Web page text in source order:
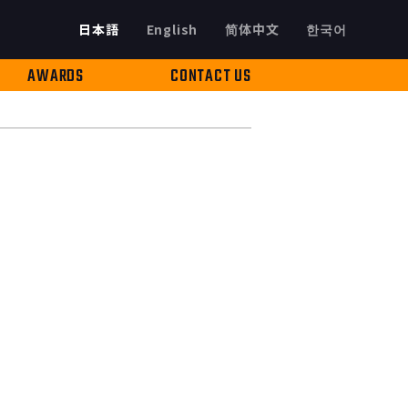
日本語 한국어
English 简体中文
AWARDS CONTACT US